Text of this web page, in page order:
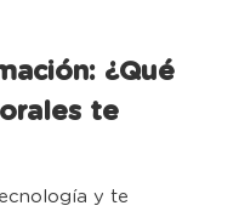
¿Qué
te
y te